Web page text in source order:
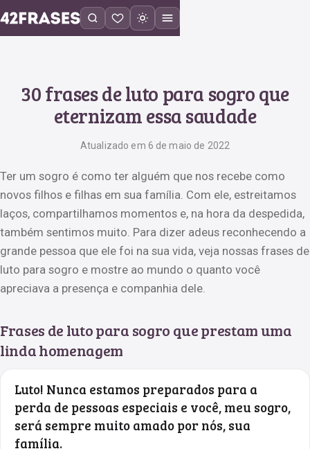
30 frases de luto para sogro que
eternizam essa saudade
Atualizado em 6 de maio de 2022
Ter um sogro é como ter alguém que nos recebe como
novos filhos e filhas em sua família. Com ele, estreitamos
laços, compartilhamos momentos e, na hora da despedida,
também sentimos muito. Para dizer adeus reconhecendo a
grande pessoa que ele foi na sua vida, veja nossas frases de
luto para sogro e mostre ao mundo o quanto você
apreciava a presença e companhia dele.
Frases de luto para sogro que prestam uma
linda homenagem
Luto! Nunca estamos preparados para a
perda de pessoas especiais e você, meu sogro,
será sempre muito amado por nós, sua
família.